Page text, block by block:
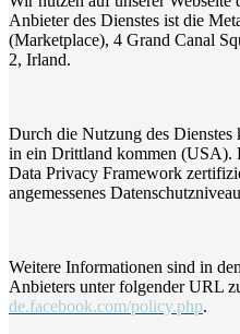
Anbieter des Dienstes ist die
(Marketplace), 4 Grand Canal
2, Irland.
Durch die Nutzung des Dienstes
in ein Drittland kommen (USA).
Data Privacy Framework
angemessenes
Weitere Informationen sind in
Anbieters unter folgender URL
de.facebook.com/policy.php.